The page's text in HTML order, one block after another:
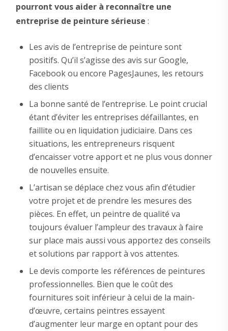
pourront vous aider à reconnaître une
entreprise de peinture sérieuse :
Les avis de l’entreprise de peinture sont
positifs. Qu’il s’agisse des avis sur Google,
Facebook ou encore PagesJaunes, les retours
des clients
La bonne santé de l’entreprise. Le point crucial
étant d’éviter les entreprises défaillantes, en
faillite ou en liquidation judiciaire. Dans ces
situations, les entrepreneurs risquent
d’encaisser votre apport et ne plus vous donner
de nouvelles ensuite.
L’artisan se déplace chez vous afin d’étudier
votre projet et de prendre les mesures des
pièces. En effet, un peintre de qualité va
toujours évaluer l’ampleur des travaux à faire
sur place mais aussi vous apportez des conseils
et solutions par rapport à vos attentes.
Le devis comporte les références de peintures
professionnelles. Bien que le coût des
fournitures soit inférieur à celui de la main-
d’œuvre, certains peintres essayent
d’augmenter leur marge en optant pour des